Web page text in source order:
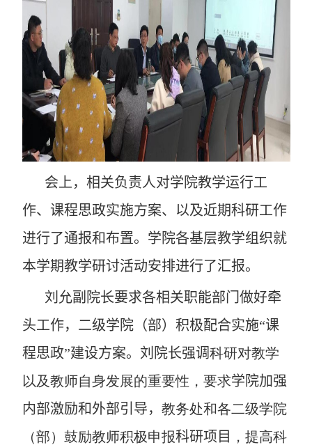
会上， 相关负责人对学院教学运行工
作、课程思政实施方案、以及近期科研工作
进行了通报和布置。学院各基层教学组织就
本学期教学研讨活动安排进行了汇报。
刘允副院长要求各相关职能部门做好牵
头工作，二级学院（部）积极配合实施“课
程思政”建设方案。刘院长强调科研对教学
以及教师自身发展的重要性，要求学院加强
内部激励和外部引导， 教务处和各二级学院
（部）鼓励教师积极申报科研项目 ，提高科